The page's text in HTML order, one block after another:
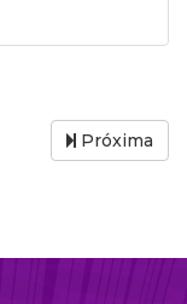
Próxima